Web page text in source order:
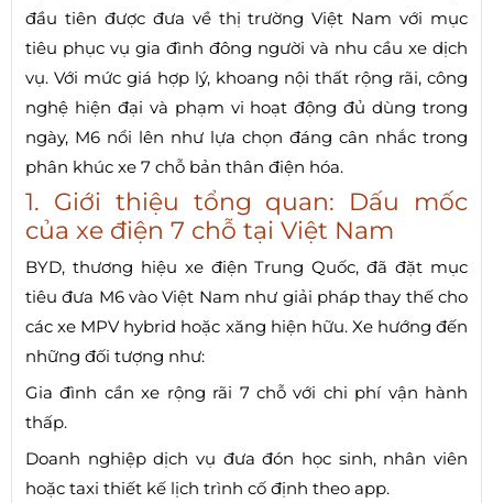
đầu tiên được đưa về thị trường Việt Nam với mục
tiêu phục vụ gia đình đông người và nhu cầu xe dịch
vụ. Với mức giá hợp lý, khoang nội thất rộng rãi, công
nghệ hiện đại và phạm vi hoạt động đủ dùng trong
ngày, M6 nổi lên như lựa chọn đáng cân nhắc trong
phân khúc xe 7 chỗ bản thân điện hóa.
1. Giới thiệu tổng quan: Dấu mốc
của xe điện 7 chỗ tại Việt Nam
BYD, thương hiệu xe điện Trung Quốc, đã đặt mục
tiêu đưa M6 vào Việt Nam như giải pháp thay thế cho
các xe MPV hybrid hoặc xăng hiện hữu. Xe hướng đến
những đối tượng như:
Gia đình cần xe rộng rãi 7 chỗ với chi phí vận hành
thấp.
Doanh nghiệp dịch vụ đưa đón học sinh, nhân viên
hoặc taxi thiết kế lịch trình cố định theo app.